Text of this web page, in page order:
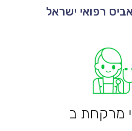
רפואי ישראל
מרקחת ב